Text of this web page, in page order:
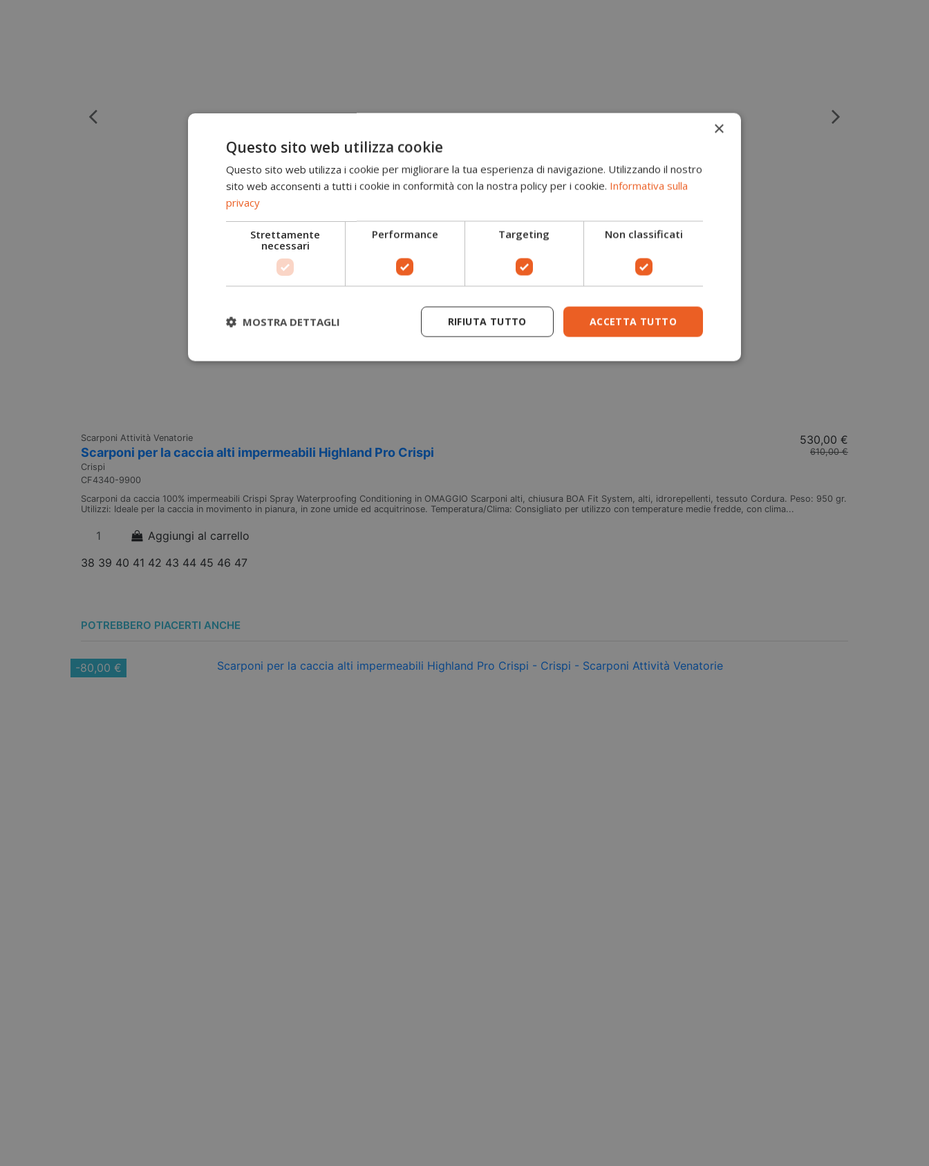
Scarponi Attività Venatorie
Scarponi per la caccia alti impermeabili Highland Pro Crispi
Crispi
CF4340-9900
530,00 €
610,00 €
Scarponi da caccia 100% impermeabili Crispi Spray Waterproofing Conditioning in OMAGGIO Scarponi alti, chiusura BOA Fit System, alti, idrorepellenti, tessuto Cordura. Peso: 950 gr.
Utilizzi: Ideale per la caccia in movimento in pianura, in zone umide ed acquitrinose. Temperatura/Clima: Consigliato per utilizzo con temperature medie fredde, con clima...
Aggiungi al carrello
38 39 40 41 42 43 44 45 46 47
POTREBBERO PIACERTI ANCHE
-80,00 €
×
Questo sito web utilizza cookie
Questo sito web utilizza i cookie per migliorare la tua esperienza di navigazione. Utilizzando il nostro
sito web acconsenti a tutti i cookie in conformità con la nostra policy per i cookie. Informativa sulla
privacy
Strettamente
necessari
Performance Targeting Non classificati
ACCETTA TUTTO
RIFIUTA TUTTO
MOSTRA DETTAGLI